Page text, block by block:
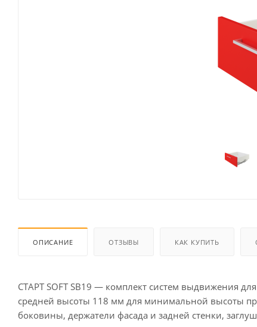
ОПИСАНИЕ ОТЗЫВЫ КАК КУПИТЬ
СТАРТ SOFT SB19 — комплект систем выдвижения
средней высоты 118 мм для минимальной высоты
боковины, держатели фасада и задней стенки,